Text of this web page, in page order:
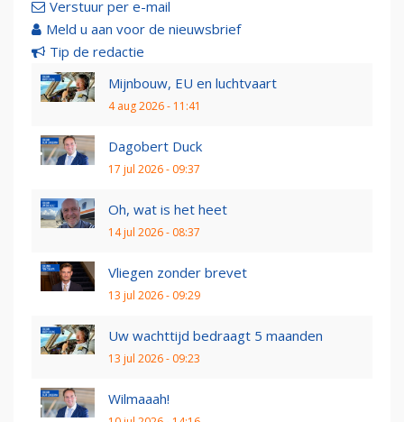
Verstuur per e-mail
Meld u aan voor de nieuwsbrief
Tip de redactie
Mijnbouw, EU en luchtvaart
4 aug 2026 - 11:41
Dagobert Duck
17 jul 2026 - 09:37
Oh, wat is het heet
14 jul 2026 - 08:37
Vliegen zonder brevet
13 jul 2026 - 09:29
Uw wachttijd bedraagt 5 maanden
13 jul 2026 - 09:23
Wilmaaah!